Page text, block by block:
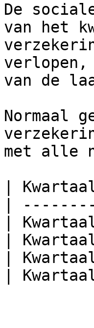
De
van het
van de
Normaal
met alle
|
|
|
|
|